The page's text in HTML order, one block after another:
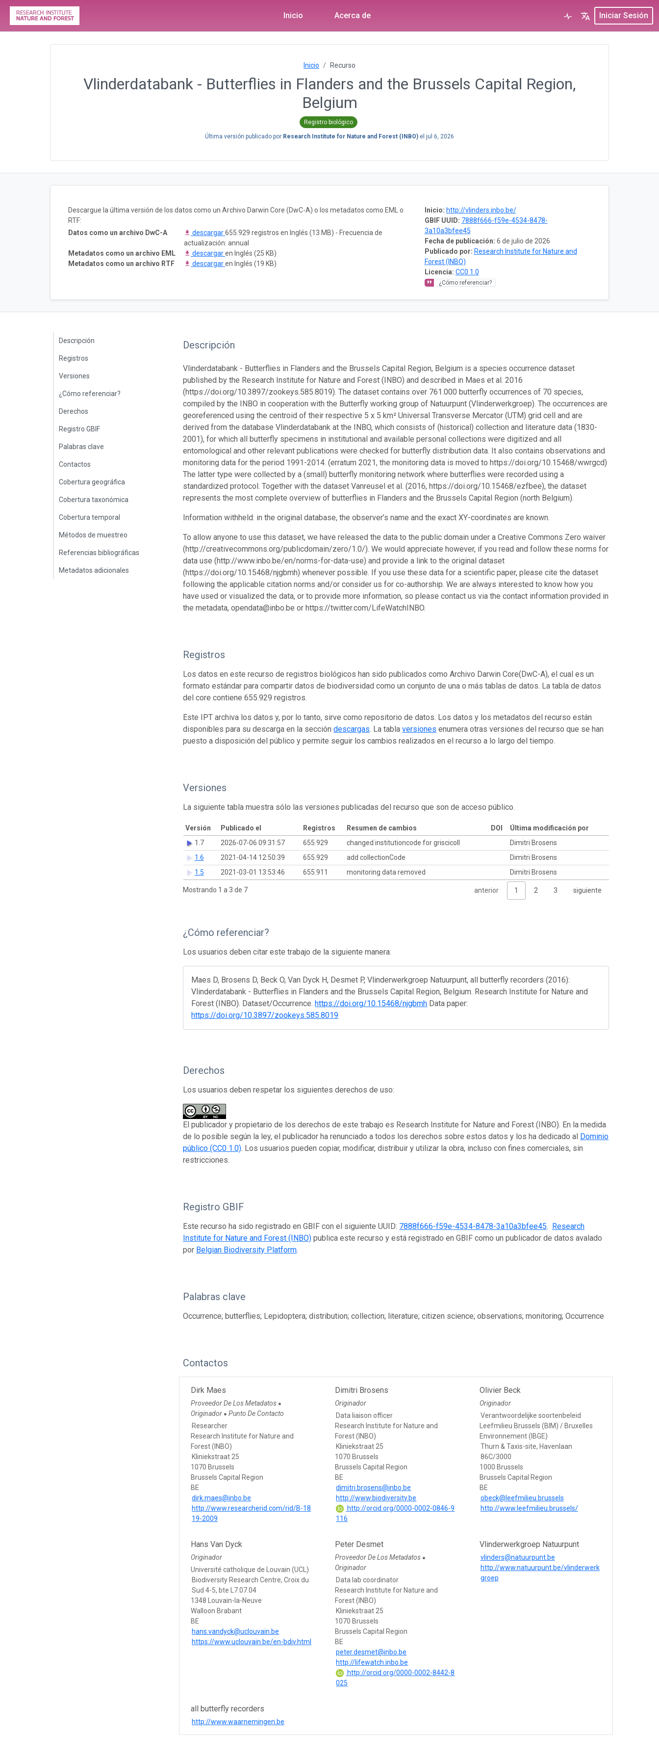
Inicio Acerca de Iniciar Sesión
Inicio Recurso
Vlinderdatabank - Butterflies in Flanders and the Brussels Capital Region,
Belgium
Registro biológico
Última versión publicado por Research Institute for Nature and Forest (INBO) el jul 6, 2026
Inicio: http://vlinders.inbo.be/
GBIF UUID: 7888f666-f59e-4534-8478-
3a10a3bfee45
Fecha de publicación: 6 de julio de 2026
Publicado por: Research Institute for Nature and
Forest (INBO)
Licencia: CC0 1.0
¿Cómo referenciar?
Descargue la última versión de los datos como un Archivo Darwin Core (DwC-A) o los metadatos como EML o
RTF:
Datos como un archivo DwC-A
descargar655.929 registros en Inglés (13 MB) - Frecuencia de
actualización: annual
Metadatos como un archivo EML
descargaren Inglés (25 KB)
Metadatos como un archivo RTF
descargaren Inglés (19 KB)
Descripción
Registros
Versiones
¿Cómo referenciar?
Derechos
Registro GBIF
Palabras clave
Contactos
Cobertura geográfica
Cobertura taxonómica
Cobertura temporal
Métodos de muestreo
Referencias bibliográficas
Metadatos adicionales
Descripción
Vlinderdatabank - Butterflies in Flanders and the Brussels Capital Region, Belgium is a species occurrence dataset
published by the Research Institute for Nature and Forest (INBO) and described in Maes et al. 2016
(https://doi.org/10.3897/zookeys.585.8019). The dataset contains over 761.000 butterfly occurrences of 70 species,
compiled by the INBO in cooperation with the Butterfly working group of Natuurpunt (Vlinderwerkgroep). The occurrences are
georeferenced using the centroid of their respective 5 x 5 km² Universal Transverse Mercator (UTM) grid cell and are
derived from the database Vlinderdatabank at the INBO, which consists of (historical) collection and literature data (1830-
2001), for which all butterfly specimens in institutional and available personal collections were digitized and all
entomological and other relevant publications were checked for butterfly distribution data. It also contains observations and
monitoring data for the period 1991-2014. (erratum 2021, the monitoring data is moved to https://doi.org/10.15468/wwrgcd)
The latter type were collected by a (small) butterfly monitoring network where butterflies were recorded using a
standardized protocol. Together with the dataset Vanreusel et al. (2016, https://doi.org/10.15468/ezfbee), the dataset
represents the most complete overview of butterflies in Flanders and the Brussels Capital Region (north Belgium).
Information withheld: in the original database, the observer’s name and the exact XY-coordinates are known.
To allow anyone to use this dataset, we have released the data to the public domain under a Creative Commons Zero waiver
(http://creativecommons.org/publicdomain/zero/1.0/). We would appreciate however, if you read and follow these norms for
data use (http://www.inbo.be/en/norms-for-data-use) and provide a link to the original dataset
(https://doi.org/10.15468/njgbmh) whenever possible. If you use these data for a scientific paper, please cite the dataset
following the applicable citation norms and/or consider us for co-authorship. We are always interested to know how you
have used or visualized the data, or to provide more information, so please contact us via the contact information provided in
the metadata, opendata@inbo.be or https://twitter.com/LifeWatchINBO.
Registros
Los datos en este recurso de registros biológicos han sido publicados como Archivo Darwin Core(DwC-A), el cual es un
formato estándar para compartir datos de biodiversidad como un conjunto de una o más tablas de datos. La tabla de datos
del core contiene 655.929 registros.
Este IPT archiva los datos y, por lo tanto, sirve como repositorio de datos. Los datos y los metadatos del recurso están
disponibles para su descarga en la seccióndescargas. La tablaversiones enumera otras versiones del recurso que se han
puesto a disposición del público y permite seguir los cambios realizados en el recurso a lo largo del tiempo.
Versiones
La siguiente tabla muestra sólo las versiones publicadas del recurso que son de acceso público.
Versión Publicado el Registros Resumen de cambios DOI
Última modificación por
1.7
2026-07-06 09:31:57 655.929 changed institutioncode for griscicoll
Dimitri Brosens
1.6
2021-04-14 12:50:39 655.929 add collectionCode
Dimitri Brosens
1.5
2021-03-01 13:53:46 655.911 monitoring data removed Dimitri Brosens
Mostrando 1 a 3 de 7 anterior 1 2 3 siguiente
¿Cómo referenciar?
Los usuarios deben citar este trabajo de la siguiente manera:
Maes D, Brosens D, Beck O, Van Dyck H, Desmet P, Vlinderwerkgroep Natuurpunt, all butterfly recorders (2016):
Vlinderdatabank - Butterflies in Flanders and the Brussels Capital Region, Belgium. Research Institute for Nature and
Forest (INBO). Dataset/Occurrence. https://doi.org/10.15468/njgbmh Data paper:
https://doi.org/10.3897/zookeys.585.8019
Derechos
Los usuarios deben respetar los siguientes derechos de uso:
El publicador y propietario de los derechos de este trabajo es Research Institute for Nature and Forest (INBO). En la medida
de lo posible según la ley, el publicador ha renunciado a todos los derechos sobre estos datos y los ha dedicado al Dominio
público (CC0 1.0). Los usuarios pueden copiar, modificar, distribuir y utilizar la obra, incluso con fines comerciales, sin
restricciones.
Registro GBIF
Este recurso ha sido registrado en GBIF con el siguiente UUID: 7888f666-f59e-4534-8478-3a10a3bfee45.
Research
Institute for Nature and Forest (INBO) publica este recurso y está registrado en GBIF como un publicador de datos avalado
por Belgian Biodiversity Platform.
Palabras clave
Occurrence; butterflies; Lepidoptera; distribution; collection; literature; citizen science; observations; monitoring; Occurrence
Contactos
Dirk Maes
Proveedor De Los Metadatos ●
Originador ● Punto De Contacto
Researcher
Research Institute for Nature and
Forest (INBO)
Kliniekstraat 25
1070 Brussels
Brussels Capital Region
BE
dirk.maes@inbo.be
http://www.researcherid.com/rid/B-18
19-2009
Dimitri Brosens
Originador
Data liaison officer
Research Institute for Nature and
Forest (INBO)
Kliniekstraat 25
1070 Brussels
Brussels Capital Region
BE
dimitri.brosens@inbo.be
http://www.biodiversity.be
http://orcid.org/0000-0002-0846-9
116
Olivier Beck
Originador
Verantwoordelijke soortenbeleid
Leefmilieu Brussels (BIM) / Bruxelles
Environnement (IBGE)
Thurn & Taxis-site, Havenlaan
86C/3000
1000 Brussels
Brussels Capital Region
BE
obeck@leefmilieu.brussels
http://www.leefmilieu.brussels/
Hans Van Dyck
Originador
Université catholique de Louvain (UCL)
Biodiversity Research Centre, Croix du
Sud 4-5, bte L7.07.04
1348 Louvain-la-Neuve
Walloon Brabant
BE
hans.vandyck@uclouvain.be
https://www.uclouvain.be/en-bdiv.html
Peter Desmet
Proveedor De Los Metadatos ●
Originador
Data lab coordinator
Research Institute for Nature and
Forest (INBO)
Kliniekstraat 25
1070 Brussels
Brussels Capital Region
BE
peter.desmet@inbo.be
http://lifewatch.inbo.be
http://orcid.org/0000-0002-8442-8
025
Vlinderwerkgroep Natuurpunt
vlinders@natuurpunt.be
http://www.natuurpunt.be/vlinderwerk
groep
all butterfly recorders
http://www.waarnemingen.be